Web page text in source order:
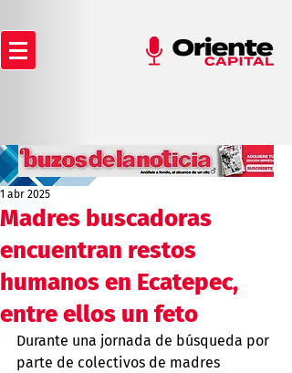
Madres buscadoras
encuentran restos
humanos en Ecatepec,
entre ellos un feto
1 abr 2025
Durante una jornada de búsqueda por
parte de colectivos de madres